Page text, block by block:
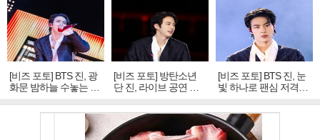
[비즈 포토] BTS 진, 광
화문 밤하늘 수놓는 '비
주얼 킹'의 열창
[비즈 포토] 방탄소년
단 진, 라이브 공연 중
빛나는 독보적 아우라
[비즈 포토] BTS 진, 눈
빛 하나로 팬심 저격…
독보적 카리스마